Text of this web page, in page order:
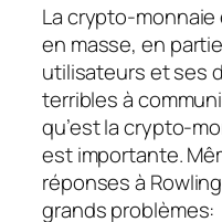
La crypto-
en masse, en
utilisateurs et ses
terribles à
qu’est la crypto-
est importante.
réponses à
grands problèmes: